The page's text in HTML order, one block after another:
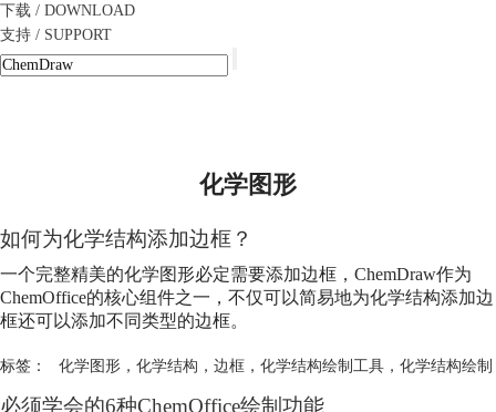
下载 / DOWNLOAD
支持 / SUPPORT
化学图形
如何为化学结构添加边框？
一个完整精美的化学图形必定需要添加边框，ChemDraw作为
ChemOffice的核心组件之一，不仅可以简易地为化学结构添加边
框还可以添加不同类型的边框。
标签： 化学图形， 化学结构 ， 边框， 化学结构绘制工具， 化学结构绘制
必须学会的6种ChemOffice绘制功能